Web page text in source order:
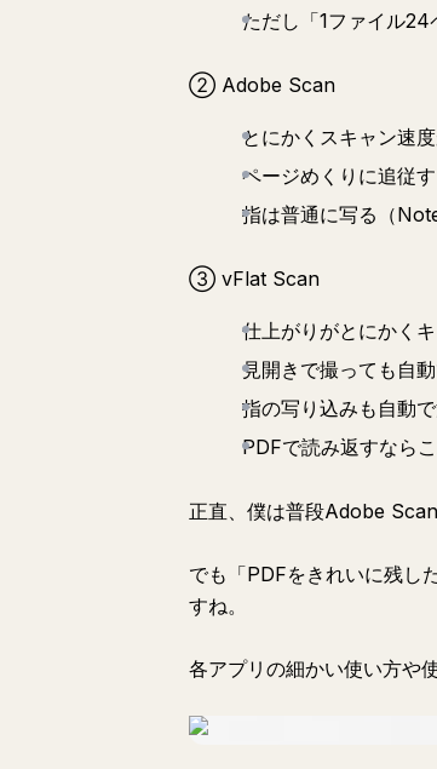
ただし「1ファイル24
② Adobe Scan
とにかくスキャン速
ページめくりに追従
指は普通に写る（
③ vFlat Scan
仕上がりがとにかく
見開きで撮っても自
指の写り込みも自動
PDFで読み返すなら
正直、僕は普段Adobe
でも「PDFをきれいに残し
すね。
各アプリの細かい使い方や